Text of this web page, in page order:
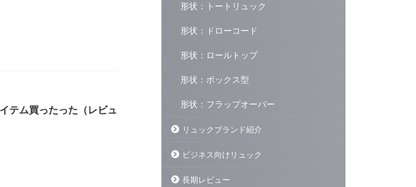
テム買ったった（レビュ
形状：トートリュック
形状：ドローコード
形状：ロールトップ
形状：ボックス型
形状：フラップオーバー
リュックブランド紹介
ビジネス向けリュック
長期レビュー